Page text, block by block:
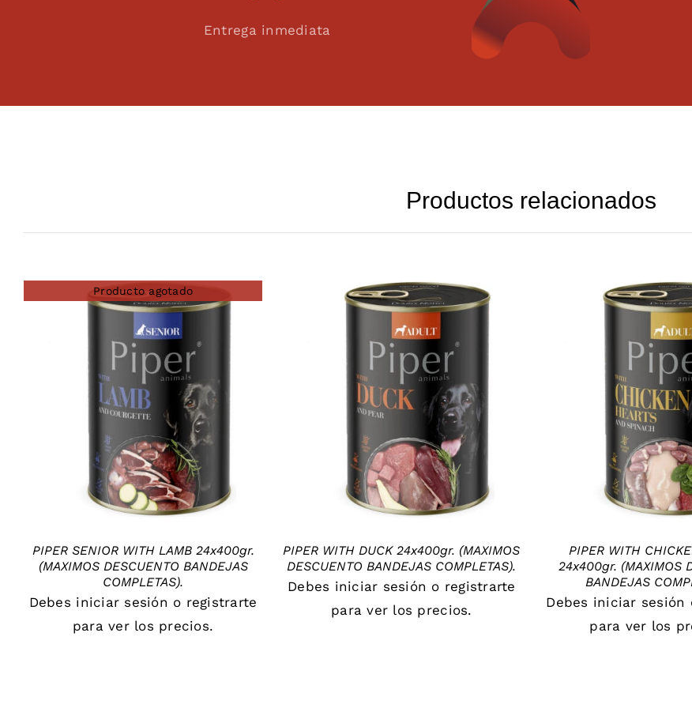
Entrega inmediata
Productos relacionados
Producto agotado
DETAILS
PIPER SENIOR WITH LAMB 24x400gr.
(MAXIMOS DESCUENTO BANDEJAS
COMPLETAS).
Debes iniciar sesión o registrarte
para ver los precios.
DETAILS
PIPER WITH DUCK 24x400gr. (MAXIMOS
DESCUENTO BANDEJAS COMPLETAS).
Debes iniciar sesión o registrarte
para ver los precios.
DETAILS
PIPER WITH
24x400gr. (MAXIMOS
BANDEJAS
Debes iniciar sesión
para ver los